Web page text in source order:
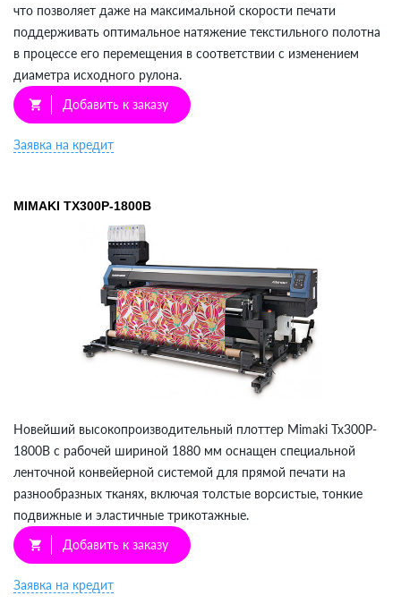
что позволяет даже на максимальной скорости печати
поддерживать оптимальное натяжение текстильного полотна
в процессе его перемещения в соответствии с изменением
диаметра исходного рулона.
shopping_cart Добавить к заказу
Заявка на кредит
MIMAKI TX300P-1800B
Новейший высокопроизводительный плоттер Mimaki Tx300P-
1800B с рабочей шириной 1880 мм оснащен специальной
ленточной конвейерной системой для прямой печати на
разнообразных тканях, включая толстые ворсистые, тонкие
подвижные и эластичные трикотажные.
shopping_cart Добавить к заказу
Заявка на кредит